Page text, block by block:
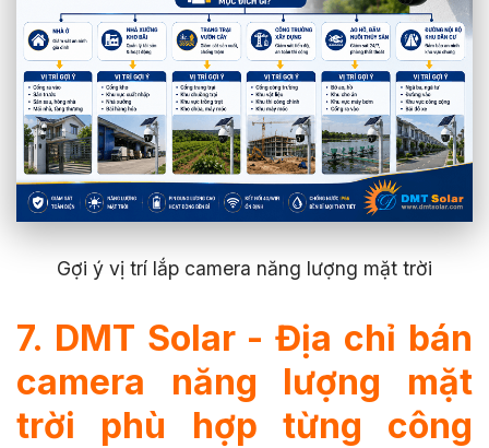
Gợi ý vị trí lắp camera năng lượng mặt trời
7. DMT Solar - Địa chỉ bán
camera năng lượng mặt
trời phù hợp từng công